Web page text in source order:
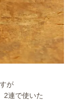
が
2連で使いた